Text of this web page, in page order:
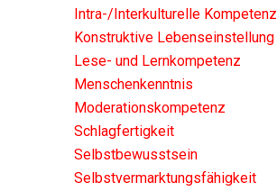
Intra-/Interkulturelle Kompetenz
Konstruktive Lebenseinstellung
Lese- und Lernkompetenz
Menschenkenntnis
Moderationskompetenz
Schlagfertigkeit
Selbstbewusstsein
Selbstvermarktungsfähigkeit